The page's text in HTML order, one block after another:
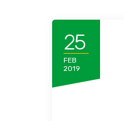
25
FEB
2019